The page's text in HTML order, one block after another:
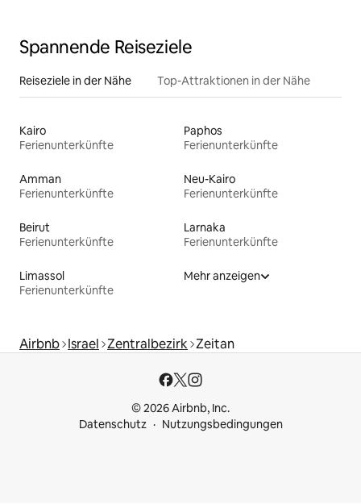
Spannende Reiseziele
Reiseziele in der Nähe Top-Attraktionen in der Nähe
Kairo
Ferienunterkünfte
Paphos
Ferienunterkünfte
Amman
Ferienunterkünfte
Neu-Kairo
Ferienunterkünfte
Beirut
Ferienunterkünfte
Larnaka
Ferienunterkünfte
Limassol
Ferienunterkünfte
Mehr anzeigen
Airbnb Israel Zentralbezirk Zeitan
© 2026 Airbnb, Inc.
Datenschutz
Nutzungsbedingungen